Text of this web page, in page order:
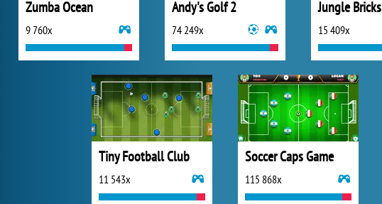
Zumba Ocean
9 760x
Andy's Golf 2
74 249x
Jungle Bricks
15 409x
Tiny Football Club
11 543x
Soccer Caps Game
115 868x